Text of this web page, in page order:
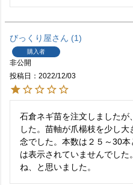
びっくり屋 1
購入者
非公開
投稿日
2022/12/03
石倉ネギ苗を注文しました
した。苗軸が爪楊枝を少し
念でした。本数は２５～30
は表示されていませんでし